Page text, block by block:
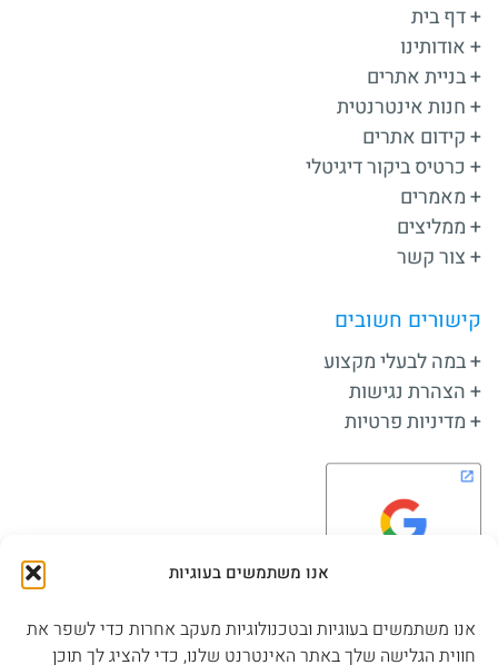
אנו משתמשים בעוגיות
אנו משתמשים בעוגיות ובטכנולוגיות מעקב אחרות כדי לשפר את
חווית הגלישה שלך באתר האינטרנט שלנו, כדי להציג לך תוכן
דף בית
אודותינו
בניית אתרים
חנות אינטרנטית
קידום אתרים
כרטיס ביקור דיגיטלי
מאמרים
ממליצים
צור קשר
קישורים חשובים
במה לבעלי מקצוע
הצהרת נגישות
מדיניות פרטיות